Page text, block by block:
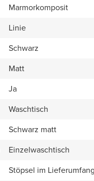
Marmorkomposit
Linie
Schwarz
Matt
Ja
Waschtisch
Schwarz matt
Einzelwaschtisch
Stöpsel im